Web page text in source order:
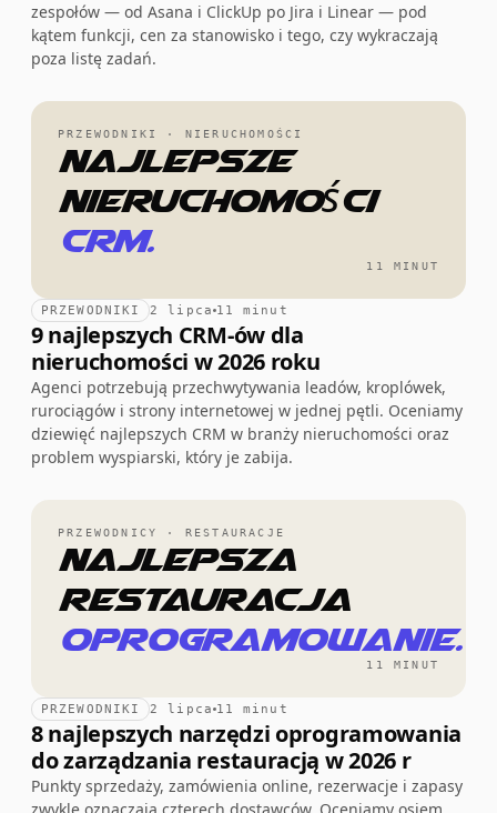
zespołów — od Asana i ClickUp po Jira i Linear — pod
kątem funkcji, cen za stanowisko i tego, czy wykraczają
poza listę zadań.
PRZEWODNIKI · NIERUCHOMOŚCI
Najlepsze
nieruchomości
CRM.
11 MINUT
PRZEWODNIKI 2 lipca 11 minut
9 najlepszych CRM-ów dla
nieruchomości w 2026 roku
Agenci potrzebują przechwytywania leadów, kroplówek,
rurociągów i strony internetowej w jednej pętli. Oceniamy
dziewięć najlepszych CRM w branży nieruchomości oraz
problem wyspiarski, który je zabija.
PRZEWODNICY · RESTAURACJE
Najlepsza
restauracja
oprogramowanie.
11 MINUT
PRZEWODNIKI 2 lipca 11 minut
8 najlepszych narzędzi oprogramowania
do zarządzania restauracją w 2026 r
Punkty sprzedaży, zamówienia online, rezerwacje i zapasy